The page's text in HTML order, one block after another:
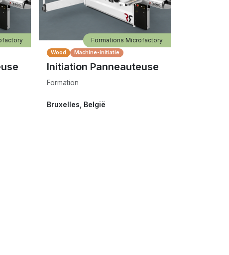
Wood Machine-initiatie
Initiation Panneauteuse
Formation
Formations Microfactory
Bruxelles België